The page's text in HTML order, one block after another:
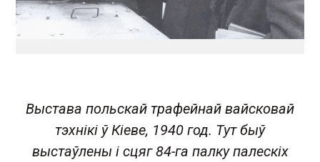
Выстава польскай трафейнай вайсковай
тэхнікі ў Кіеве, 1940 год. Тут быў
выстаўлены і сцяг 84-га палку палескіх